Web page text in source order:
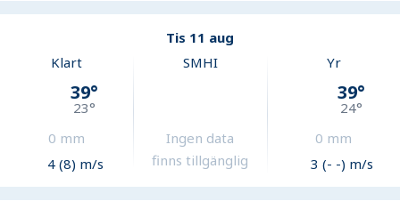
Tis 11 aug
Klart
39°
23°
0 mm
4 (8) m/s
SMHI
Ingen data
finns tillgänglig
Yr
39°
24°
0 mm
3 (- -) m/s